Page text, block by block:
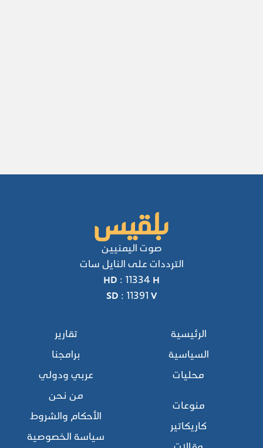
صوت اليمنيين
الترددات على النايل سات
HD : 11334 H
SD : 11391 V
الرئيسية
السياسية
محليات
تقارير
برامجنا
عربي ودولي
منوعات
كاريكاتير
من نحن
الأحكام والشروط
سياسة الخصوصية